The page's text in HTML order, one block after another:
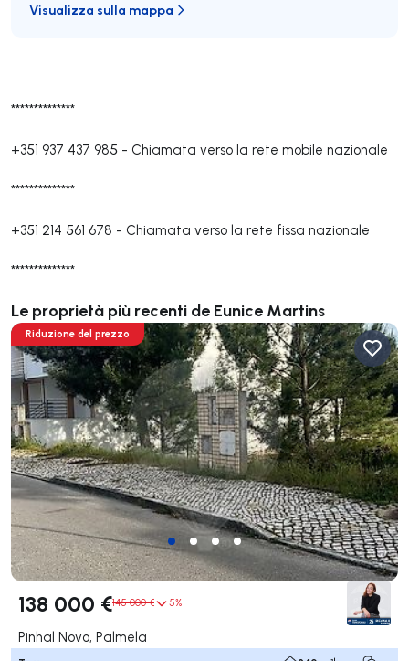
**************
+351 937 437 985 - Chiamata verso la rete mobile nazionale
**************
+351 214 561 678 - Chiamata verso la rete fissa nazionale
**************
Le proprietà più recenti de Eunice Martins
Riduzione del prezzo
138 000 €145 000 € 5%
Pinhal Novo, Palmela
Visualizza sulla mappa